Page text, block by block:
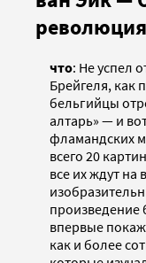
революция
что: Не успел
Брейгеля, как
бельгийцы
алтарь» — и
фламандских
всего 20
все их ждут на
произведение
впервые
как и более